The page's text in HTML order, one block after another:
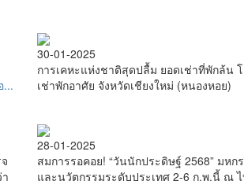
...
30-01-2025
การเคหะแห่งชาติสุดปลื้ม ยอดเช่าที่พักล้น
เช่าพักอาศัย จังหวัดเชียงใหม่ (หนองหอย)
28-01-2025
สมการรอคอย! “วันนักประดิษฐ์ 2568” มหก
และนวัตกรรมระดับประเทศ 2-6 ก.พ.นี้ ณ